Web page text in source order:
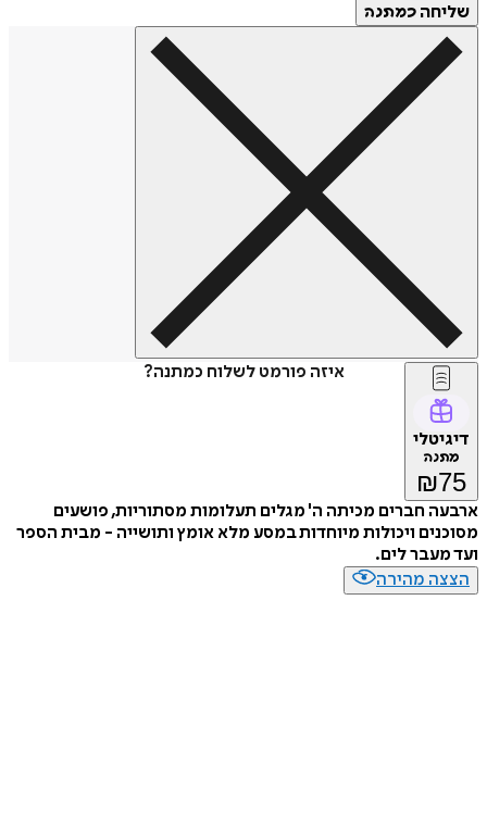
שליחה כמתנה
איזה פורמט לשלוח כמתנה?
דיגיטלי
מתנה
₪75
ארבעה חברים מכיתה ה' מגלים תעלומות מסתוריות, פושעים
מסוכנים ויכולות מיוחדות במסע מלא אומץ ותושייה - מבית הספר
ועד מעבר לים.
הצצה מהירה